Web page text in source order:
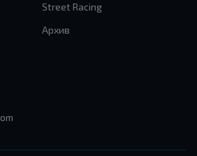
Street Racing
Архив